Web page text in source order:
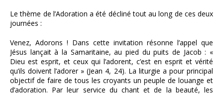
Le thème de l’Adoration a été décliné tout au long de ces deux
journées :
Venez, Adorons ! Dans cette invitation résonne l’appel que
Jésus lançait à la Samaritaine, au pied du puits de Jacob : «
Dieu est esprit, et ceux qui l’adorent, c’est en esprit et vérité
qu’ils doivent l’adorer » (Jean 4, 24). La liturgie a pour principal
objectif de faire de tous les croyants un peuple de louange et
d’adoration. Par leur service du chant et de la beauté, les